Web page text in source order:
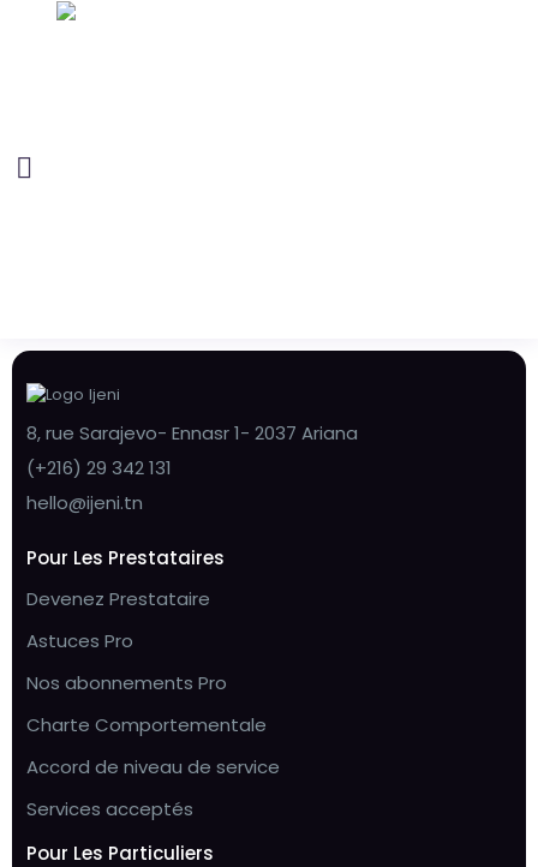
8, rue Sarajevo- Ennasr 1- 2037 Ariana
(+216) 29 342 131
hello@ijeni.tn
Pour Les Prestataires
Devenez Prestataire
Astuces Pro
Nos abonnements Pro
Charte Comportementale
Accord de niveau de service
Services acceptés
Pour Les Particuliers